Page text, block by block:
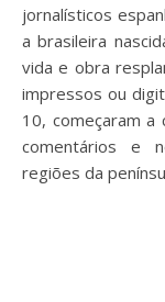
jornalísticos
a brasileira
vida e obra
impressos ou
10, começaram a
comentários e
regiões da